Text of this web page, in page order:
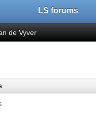
LS forums
de Vyver